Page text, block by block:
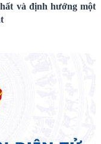
và định hướng một